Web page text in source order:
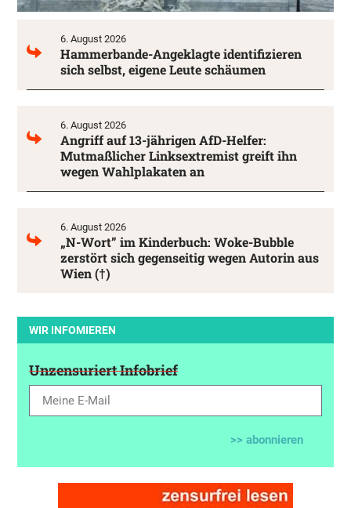
6. August 2026
Hammerbande-Angeklagte identifizieren
sich selbst, eigene Leute schäumen
6. August 2026
Angriff auf 13-jährigen AfD-Helfer:
Mutmaßlicher Linksextremist greift ihn
wegen Wahlplakaten an
6. August 2026
„N-Wort” im Kinderbuch: Woke-Bubble
zerstört sich gegenseitig wegen Autorin aus
Wien (†)
WIR INFOMIEREN
Unzensuriert Infobrief
>> abonnieren